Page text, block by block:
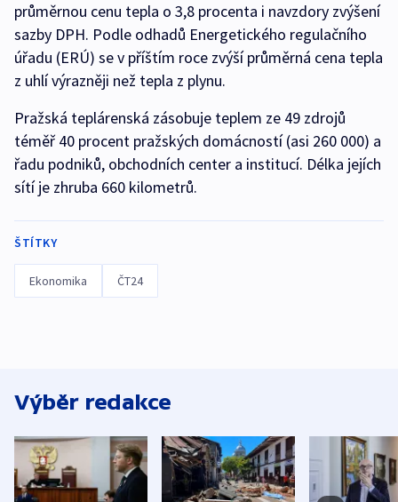
průměrnou cenu tepla o 3,8 procenta i navzdory zvýšení
sazby DPH. Podle odhadů Energetického regulačního
úřadu (ERÚ) se v příštím roce zvýší průměrná cena tepla
z uhlí výrazněji než tepla z plynu.
Pražská teplárenská zásobuje teplem ze 49 zdrojů
téměř 40 procent pražských domácností (asi 260 000) a
řadu podniků, obchodních center a institucí. Délka jejích
sítí je zhruba 660 kilometrů.
ŠTÍTKY
Ekonomika ČT24
Výběr redakce